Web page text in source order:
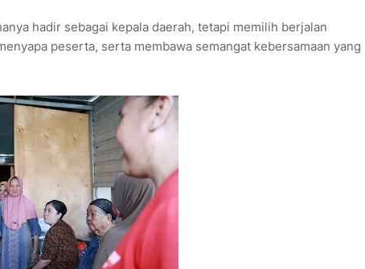
hadir sebagai kepala daerah, tetapi memilih berjalan
peserta, serta membawa semangat kebersamaan yang